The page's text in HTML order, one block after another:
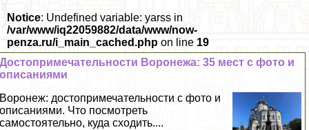
Notice: Undefined variable: yarss in
/var/www/iq22059882/data/www/now-
penza.ru/i_main_cached.php on line 19
Достопримечательности Воронежа: 35 мест с фото и
описаниями
Воронеж: достопримечательности с фото и
описаниями. Что посмотреть
самостоятельно, куда сходить....